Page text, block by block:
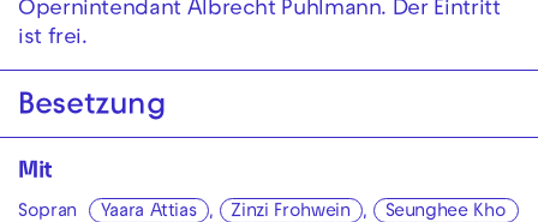
Opernintendant Albrecht Puhlmann. Der Eintritt
ist frei.
Besetzung
Mit
Sopran Yaara Attias , Zinzi Frohwein , Seunghee Kho